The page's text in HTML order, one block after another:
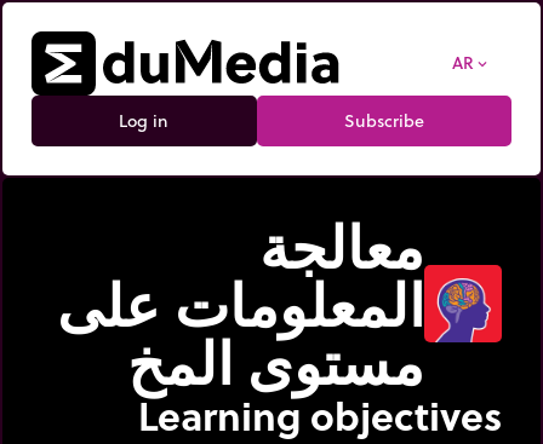
AR expand_more
Log in Subscribe
معالجة
المعلومات على
مستوى المخ
Learning objectives